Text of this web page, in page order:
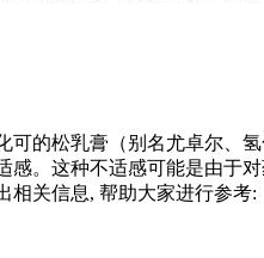
的松乳膏（别名尤卓尔、
。这种不适感可能是由于
相关信息, 帮助大家进行参考: